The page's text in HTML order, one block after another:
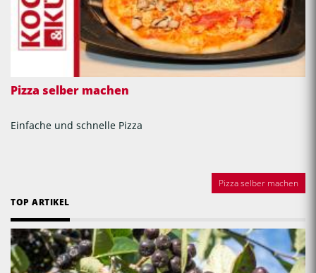
Pizza selber machen
Einfache und schnelle Pizza
Pizza selber machen
TOP ARTIKEL